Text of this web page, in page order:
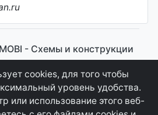
- Cхемы и конструкции
"MKateCMS" от Ray
cookies, для того чтобы
уровень удобства.
или использование этого веб-